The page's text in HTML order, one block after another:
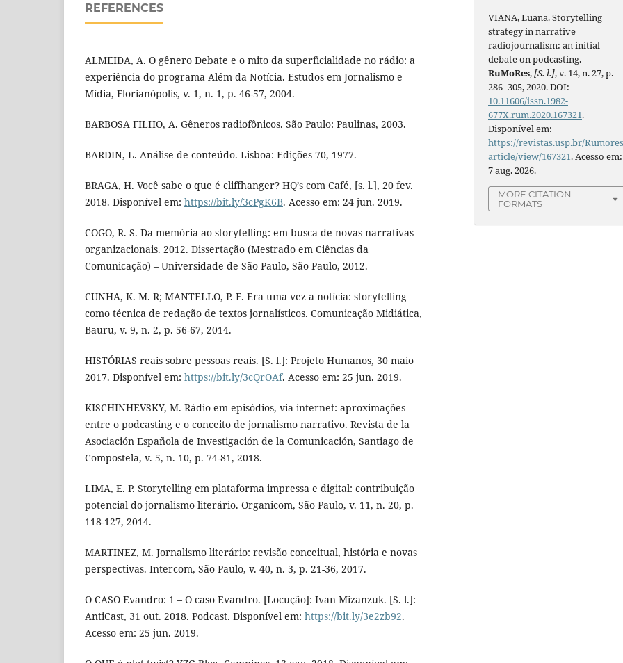
REFERENCES
ALMEIDA, A. O gênero Debate e o mito da superficialidade no rádio: a
experiência do programa Além da Notícia. Estudos em Jornalismo e
Mídia, Florianópolis, v. 1, n. 1, p. 46-57, 2004.
BARBOSA FILHO, A. Gêneros radiofônicos. São Paulo: Paulinas, 2003.
BARDIN, L. Análise de conteúdo. Lisboa: Edições 70, 1977.
BRAGA, H. Você sabe o que é cliffhanger? HQ’s com Café, [s. l.], 20 fev.
2018. Disponível em: https://bit.ly/3cPgK6B. Acesso em: 24 jun. 2019.
COGO, R. S. Da memória ao storytelling: em busca de novas narrativas
organizacionais. 2012. Dissertação (Mestrado em Ciências da
Comunicação) – Universidade de São Paulo, São Paulo, 2012.
CUNHA, K. M. R; MANTELLO, P. F. Era uma vez a notícia: storytelling
como técnica de redação de textos jornalísticos. Comunicação Midiática,
Bauru, v. 9, n. 2, p. 56-67, 2014.
HISTÓRIAS reais sobre pessoas reais. [S. l.]: Projeto Humanos, 30 maio
2017. Disponível em: https://bit.ly/3cQrOAf. Acesso em: 25 jun. 2019.
KISCHINHEVSKY, M. Rádio em episódios, via internet: aproximações
entre o podcasting e o conceito de jornalismo narrativo. Revista de la
Asociación Española de Investigación de la Comunicación, Santiago de
Compostela, v. 5, n. 10, p. 74-81, 2018.
LIMA, E. P. Storytelling em plataforma impressa e digital: contribuição
potencial do jornalismo literário. Organicom, São Paulo, v. 11, n. 20, p.
118-127, 2014.
MARTINEZ, M. Jornalismo literário: revisão conceitual, história e novas
perspectivas. Intercom, São Paulo, v. 40, n. 3, p. 21-36, 2017.
O CASO Evandro: 1 – O caso Evandro. [Locução]: Ivan Mizanzuk. [S. l.]:
AntiCast, 31 out. 2018. Podcast. Disponível em: https://bit.ly/3e2zb92.
Acesso em: 25 jun. 2019.
VIANA, Luana. Storytelling
strategy in narrative
radiojournalism: an initial
debate on podcasting.
RuMoRes,[S. l.], v. 14, n. 27, p.
286–305, 2020. DOI:
10.11606/issn.1982-
677X.rum.2020.167321.
Disponível em:
https://revistas.usp.br/
article/view/167321. Acesso em:
7 aug. 2026.
MORE CITATION
FORMATS